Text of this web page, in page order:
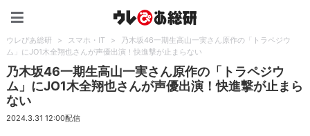
ウレぴあ総研 > スマホ・IT >
乃木坂46一期生高山一実さん原作の「トラペジウ
ム」にJO1木全翔也さんが声優出演！快進撃が止まらない
乃木坂46一期生高山一実さん原作の「トラペジウ
ム」にJO1木全翔也さんが声優出演！快進撃が止まら
ない
2024.3.31 12:00配信